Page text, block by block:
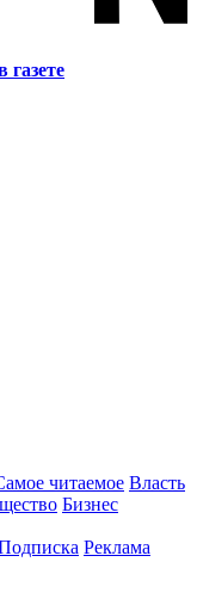
газете
читаемое Власть
Бизнес
Реклама